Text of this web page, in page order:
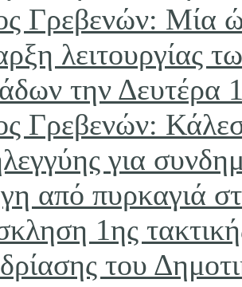
Γρεβενών: Μία
λειτουργίας
την Δευτέρα
Γρεβενών:
για
από πυρκαγιά
1ης
του